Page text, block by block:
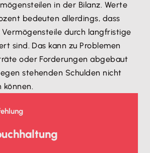
in der Bilanz. Werte
bedeuten allerdings, dass
durch langfristige
sind. Das kann zu Problemen
oder Forderungen abgebaut
stehenden Schulden nicht